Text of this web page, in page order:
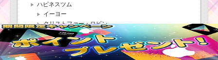
ハピネスツム
イーヨー
クリストファー・ロビン
グーフィー
チップ
ティガー